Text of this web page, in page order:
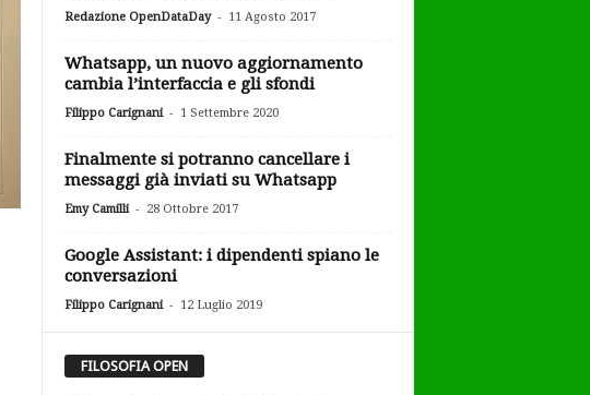
Redazione OpenDataDay - 11 Agosto 2017
Whatsapp, un nuovo aggiornamento
cambia l’interfaccia e gli sfondi
Filippo Carignani - 1 Settembre 2020
Finalmente si potranno cancellare i
messaggi già inviati su Whatsapp
Emy Camilli - 28 Ottobre 2017
Google Assistant: i dipendenti spiano le
conversazioni
Filippo Carignani - 12 Luglio 2019
FILOSOFIA OPEN